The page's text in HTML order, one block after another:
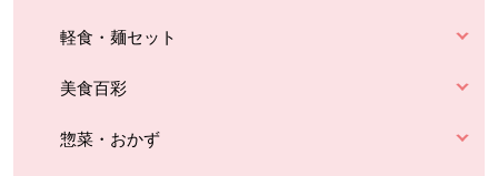
軽食・麺セット
美食百彩
惣菜・おかず